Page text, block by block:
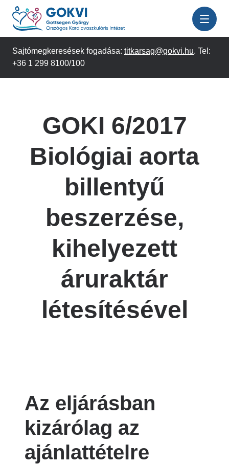
Ugrás
tartalomra
Sajtómegkeresések fogadása: titkarsag@gokvi.hu. Tel:
+36 1 299 8100/100
GOKI 6/2017
Biológiai aorta
billentyű
beszerzése,
kihelyezett
áruraktár
létesítésével
Az eljárásban
kizárólag az
ajánlattételre